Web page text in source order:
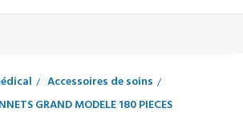
Accessoires de soins
GRAND MODELE 180 PIECES